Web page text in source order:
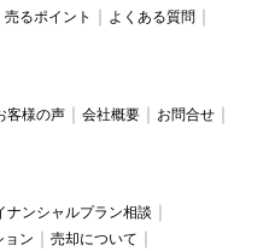
るポイント
よくある質問
客様の声 会社概要
お問合せ
ナンシャルプラン相談
ョン
売却について